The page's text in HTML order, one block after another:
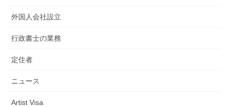
外国人会社設立
行政書士の業務
定住者
ニュース
Artist Visa